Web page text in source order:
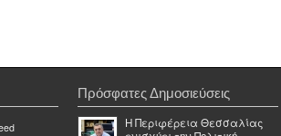
Πρόσφατες Δημοσιεύσεις
Η Περιφέρεια Θεσσαλίας